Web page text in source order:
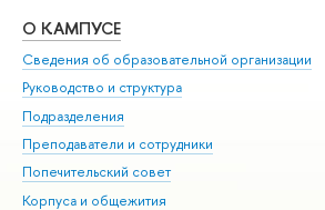
О КАМПУСЕ
Сведения об образовательной организации
Руководство и структура
Подразделения
Преподаватели и сотрудники
Попечительский совет
Корпуса и общежития